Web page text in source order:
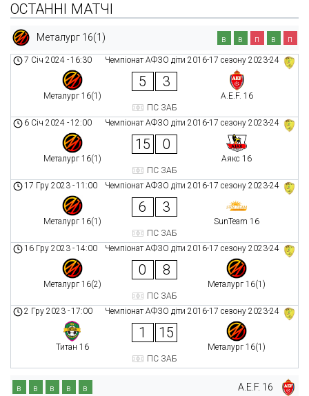
ОСТАННІ МАТЧІ
Металург 16(1) в в п в п
Чемпіонат АФЗО діти 2016-17 сезону 2023-24
7 Січ 2024 -16:30
Металург 16(1)
5 3
A.E.F. 16
ПС ЗАБ
Чемпіонат АФЗО діти 2016-17 сезону 2023-24
6 Січ 2024 -12:00
Металург 16(1)
15 0
Аякс 16
ПС ЗАБ
Чемпіонат АФЗО діти 2016-17 сезону 2023-24
17 Гру 2023 -11:00
Металург 16(1)
6 3
SunTeam 16
ПС ЗАБ
Чемпіонат АФЗО діти 2016-17 сезону 2023-24
16 Гру 2023 -14:00
Металург 16(2)
0 8
Металург 16(1)
ПС ЗАБ
Чемпіонат АФЗО діти 2016-17 сезону 2023-24
2 Гру 2023 -17:00
Титан 16
1 15
Металург 16(1)
ПС ЗАБ
A.E.F. 16
в в в в в